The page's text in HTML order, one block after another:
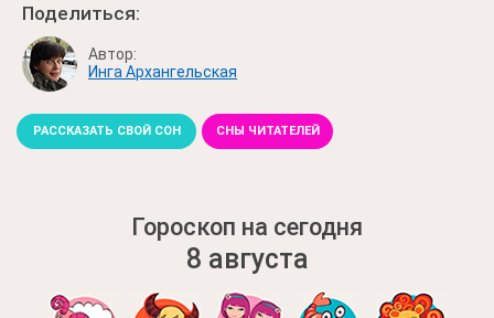
Поделиться:
Автор:
Инга Архангельская
РАССКАЗАТЬ СВОЙ СОН СНЫ ЧИТАТЕЛЕЙ
Гороскоп на сегодня
8 августа